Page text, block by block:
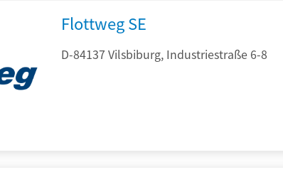
Flottweg SE
D-84137 Vilsbiburg, Industriestraße 6-8